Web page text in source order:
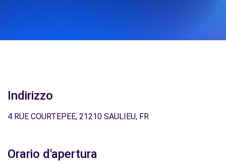
Indirizzo
4 RUE COURTEPEE, 21210 SAULIEU, FR
Orario d'apertura